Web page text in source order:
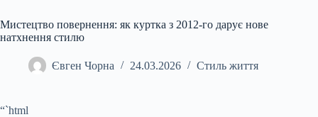
Мистецтво повернення: як куртка з 2012-го дарує нове
натхнення стилю
Євген Чорна 24.03.2026 Стиль життя
“`html